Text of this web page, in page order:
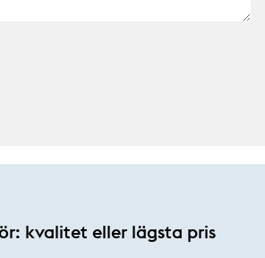
kvalitet eller lägsta pris